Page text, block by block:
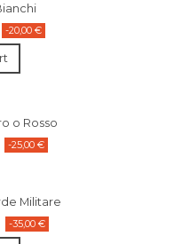
-20,00 €
o Rosso
-25,00 €
Militare
-35,00 €